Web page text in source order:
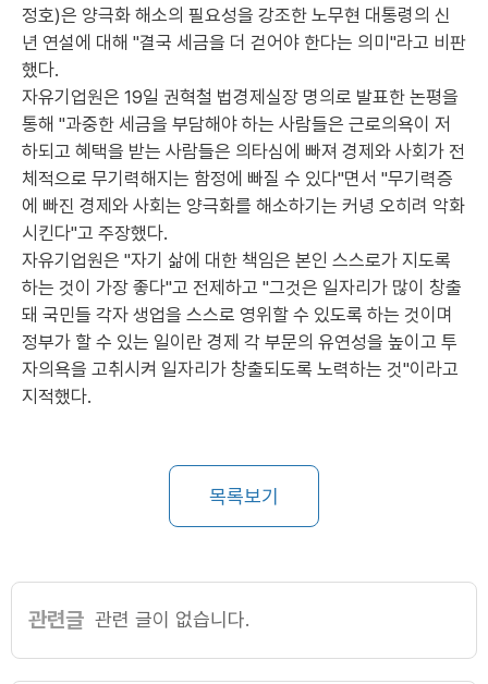
정호)은 양극화 해소의 필요성을 강조한 노무현 대통령의 신
년 연설에 대해 "결국 세금을 더 걷어야 한다는 의미"라고 비판
했다.
자유기업원은 19일 권혁철 법경제실장 명의로 발표한 논평을
통해 "과중한 세금을 부담해야 하는 사람들은 근로의욕이 저
하되고 혜택을 받는 사람들은 의타심에 빠져 경제와 사회가 전
체적으로 무기력해지는 함정에 빠질 수 있다"면서 "무기력증
에 빠진 경제와 사회는 양극화를 해소하기는 커녕 오히려 악화
시킨다"고 주장했다.
자유기업원은 "자기 삶에 대한 책임은 본인 스스로가 지도록
하는 것이 가장 좋다"고 전제하고 "그것은 일자리가 많이 창출
돼 국민들 각자 생업을 스스로 영위할 수 있도록 하는 것이며
정부가 할 수 있는 일이란 경제 각 부문의 유연성을 높이고 투
자의욕을 고취시켜 일자리가 창출되도록 노력하는 것"이라고
지적했다.
목록보기
관련글 관련 글이 없습니다.